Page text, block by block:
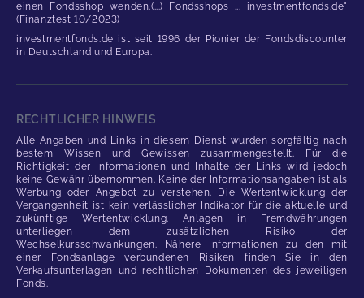
einen Fondsshop wenden.(...) Fondsshops ... investmentfonds.de"
(Finanztest 10/2023)
investmentfonds.de ist seit 1996 der Pionier der Fondsdiscounter
in Deutschland und Europa.
RECHTLICHER HINWEIS
Alle Angaben und Links in diesem Dienst wurden sorgfältig nach
bestem Wissen und Gewissen zusammengestellt. Für die
Richtigkeit der Informationen und Inhalte der Links wird jedoch
keine Gewähr übernommen. Keine der Informationsangaben ist als
Werbung oder Angebot zu verstehen. Die Wertentwicklung der
Vergangenheit ist kein verlässlicher Indikator für die aktuelle und
zukünftige Wertentwicklung. Anlagen in Fremdwährungen
unterliegen dem zusätzlichen Risiko der
Wechselkursschwankungen. Nähere Informationen zu den mit
einer Fondsanlage verbundenen Risiken finden Sie in den
Verkaufsunterlagen und rechtlichen Dokumenten des jeweiligen
Fonds.